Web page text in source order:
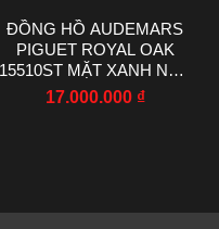
ĐỒNG HỒ AUDEMARS
PIGUET ROYAL OAK
15510ST MẶT XANH NHÀ
MÁY TWT 41MM
17.000.000 ₫